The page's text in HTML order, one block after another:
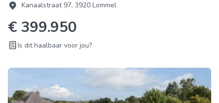
Kanaalstraat 97, 3920 Lommel
€ 399.950
Is dit haalbaar voor jou?